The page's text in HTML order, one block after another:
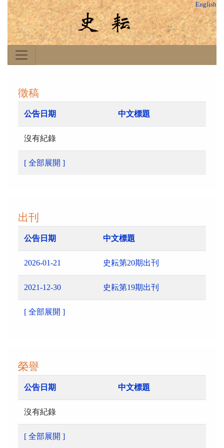
English
徵稿
公告日期 中文標題
沒有紀錄
[ 全部展開 ]
出刊
公告日期 中文標題
2026-01-21 史耘第20期出刊
2021-12-30 史耘第19期出刊
[ 全部展開 ]
榮譽
公告日期 中文標題
沒有紀錄
[ 全部展開 ]